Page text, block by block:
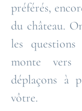
préférés,
du château.
les
monte vers
déplaçons à
vôtre.